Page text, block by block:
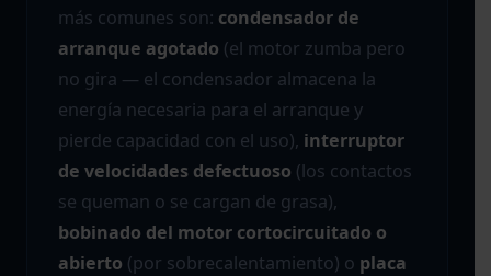
más comunes son: condensador de
arranque agotado (el motor zumba pero
no gira — el condensador almacena la
energía necesaria para el arranque y
pierde capacidad con el uso), interruptor
de velocidades defectuoso (los contactos
se queman o se cargan de grasa),
bobinado del motor cortocircuitado o
abierto (por sobrecalentamiento) o placa